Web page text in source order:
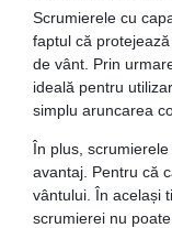
Scrumierele cu
faptul că
de vânt. Prin
ideală pentru
simplu aruncarea
În plus,
avantaj. Pentru că
vântului. În același
scrumierei nu